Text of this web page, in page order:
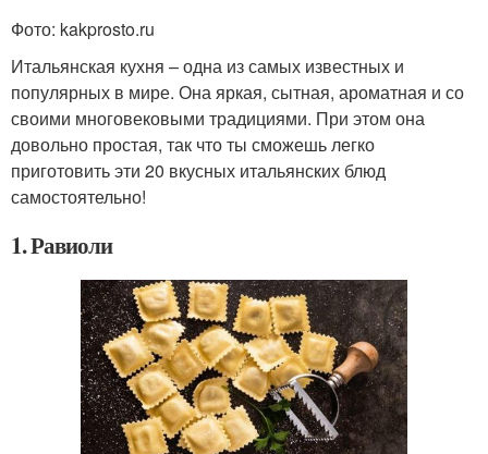
Фото: kakprosto.ru
Итальянская кухня – одна из самых известных и
популярных в мире. Она яркая, сытная, ароматная и со
своими многовековыми традициями. При этом она
довольно простая, так что ты сможешь легко
приготовить эти 20 вкусных итальянских блюд
самостоятельно!
1. Равиоли